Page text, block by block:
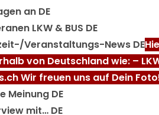
an DE
LKW & BUS DE
Veranstaltungs-News DE
von Deutschland wie: –
Wir freuen uns auf Dein
Meinung DE
mit… DE